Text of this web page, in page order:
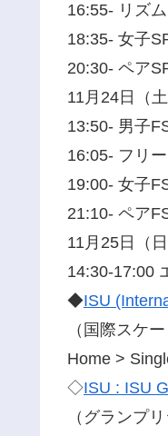
16:55- リズ
18:35- 女子
20:30- ペア
11月24日（土
13:50- 男子
16:05- フリ
19:00- 女子
21:10- ペア
11月25日（日
14:30-17:00
◆ISU
（国際スケ
Home >
◇ISU : ISU
（グランプ